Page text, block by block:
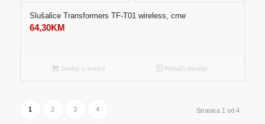
Slušalice Transformers TF-T01 wireless, crne
64,30KM
Dodaj u korpu Pokaži detalje
Stranica 1 od 4
1 2 3 4